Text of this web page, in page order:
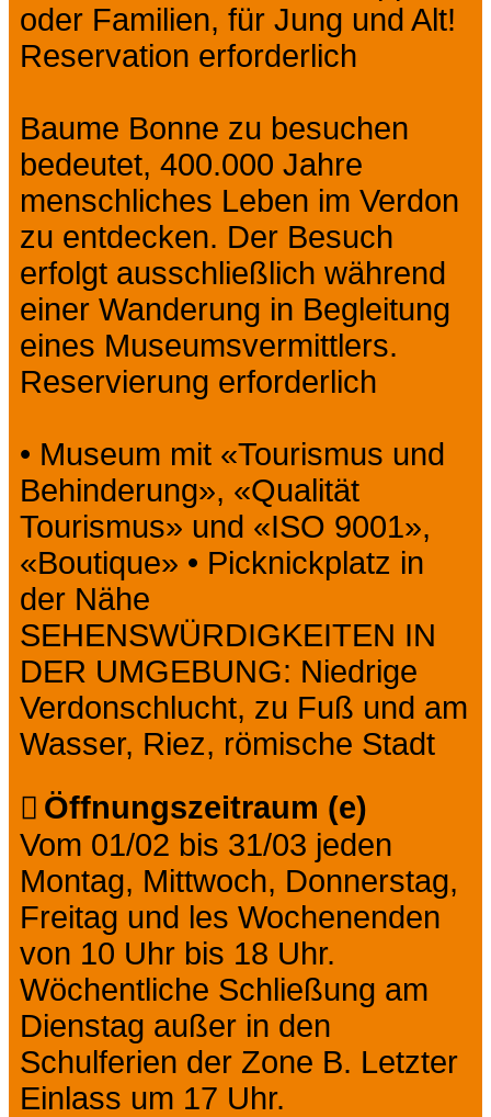
oder Familien, für Jung und Alt!
Reservation erforderlich
Baume Bonne zu besuchen
bedeutet, 400.000 Jahre
menschliches Leben im Verdon
zu entdecken. Der Besuch
erfolgt ausschließlich während
einer Wanderung in Begleitung
eines Museumsvermittlers.
Reservierung erforderlich
• Museum mit «Tourismus und
Behinderung», «Qualität
Tourismus» und «ISO 9001»,
«Boutique» • Picknickplatz in
der Nähe
SEHENSWÜRDIGKEITEN IN
DER UMGEBUNG: Niedrige
Verdonschlucht, zu Fuß und am
Wasser, Riez, römische Stadt
Öffnungszeitraum (e)
Vom 01/02 bis 31/03 jeden
Montag, Mittwoch, Donnerstag,
Freitag und les Wochenenden
von 10 Uhr bis 18 Uhr.
Wöchentliche Schließung am
Dienstag außer in den
Schulferien der Zone B. Letzter
Einlass um 17 Uhr.